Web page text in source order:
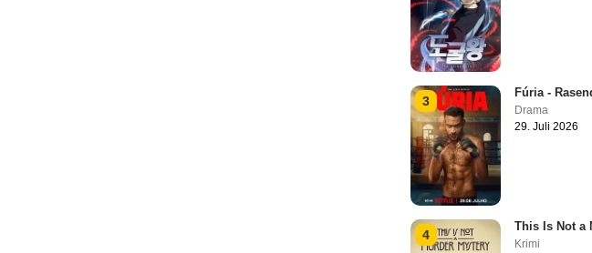
3
Fúria -
Drama
29. Juli 2026
4
This Is Not a
Krimi